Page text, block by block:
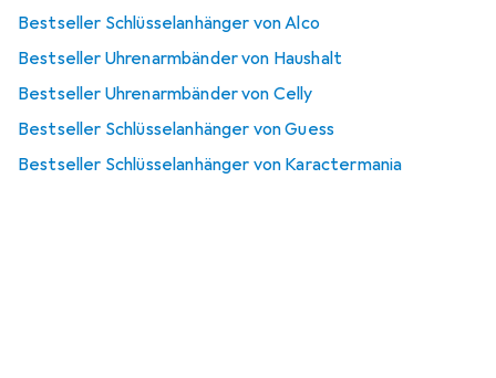
Bestseller Schlüsselanhänger von Alco
Bestseller Uhrenarmbänder von Haushalt
Bestseller Uhrenarmbänder von Celly
Bestseller Schlüsselanhänger von Guess
Bestseller Schlüsselanhänger von Karactermania